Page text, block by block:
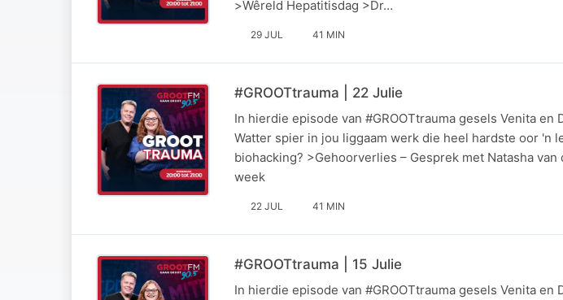
>Wêreld Hepatitisdag >Dr…
29 JUL 41 MIN
#GROOTtrauma | 22 Julie
In hierdie episode van #GROOTtrauma gesels Venita en
Watter spier in jou liggaam werk die heel hardste oor 'n
biohacking? >Gehoorverlies – Gesprek met Natasha
week
22 JUL 41 MIN
#GROOTtrauma | 15 Julie
In hierdie episode van #GROOTtrauma gesels Venita en